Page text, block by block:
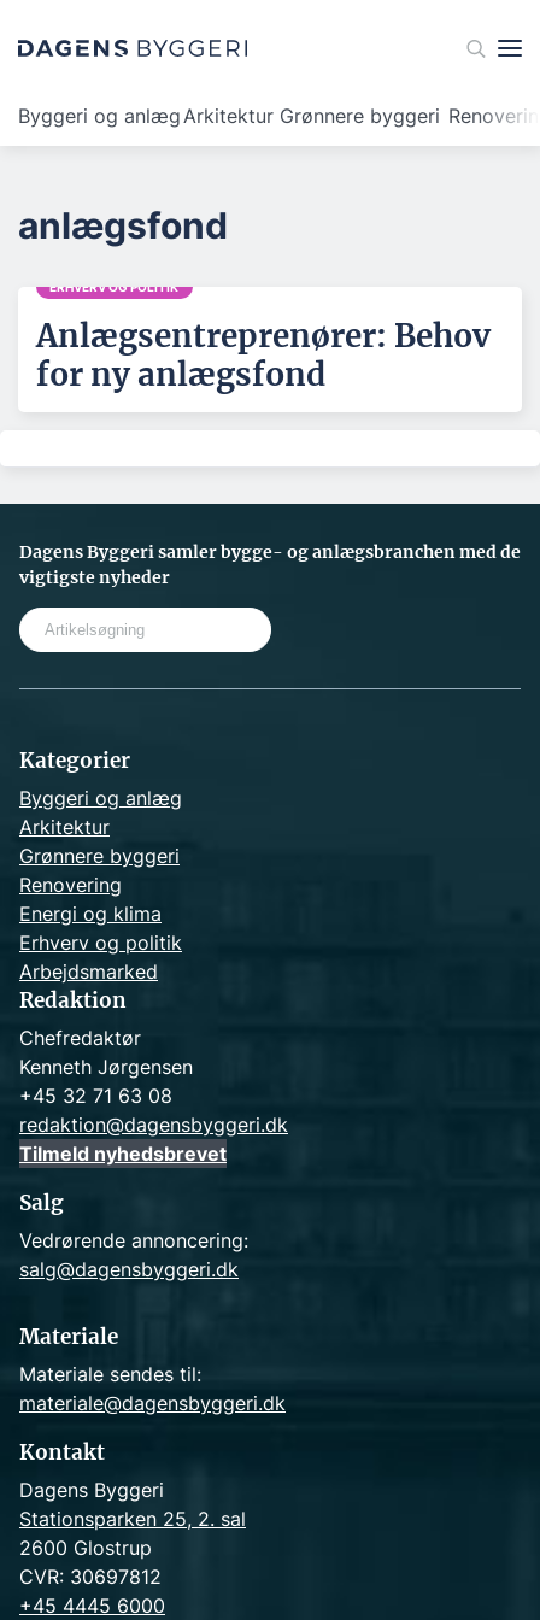
Byggeri og anlægArkitektur Grønnere byggeri
anlægsfond
ERHVERV OG POLITIK
Anlægsentreprenører: Behov
for ny anlægsfond
Dagens Byggeri samler bygge- og anlægsbranchen med de
vigtigste nyheder
Kategorier
Byggeri og anlæg
Arkitektur
Grønnere byggeri
Renovering
Energi og klima
Erhverv og politik
Arbejdsmarked
Redaktion
Chefredaktør
Kenneth Jørgensen
+45 32 71 63 08
redaktion@dagensbyggeri.dk
Tilmeld nyhedsbrevet
Salg
Vedrørende annoncering:
salg@dagensbyggeri.dk
Materiale
Materiale sendes til:
materiale@dagensbyggeri.dk
Kontakt
Dagens Byggeri
Stationsparken 25, 2. sal
2600 Glostrup
CVR: 30697812
+45 4445 6000